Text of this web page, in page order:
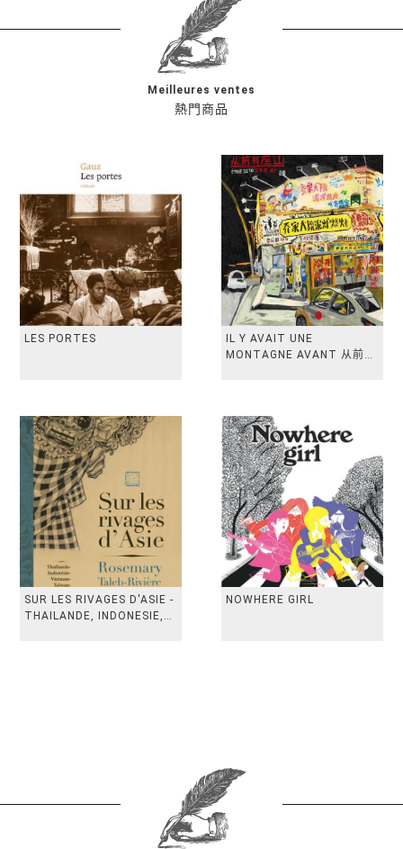
熱門商品
Meilleures ventes
LES PORTES
IL Y AVAIT UNE
MONTAGNE AVANT 从前有
SUR LES RIVAGES D'ASIE -
THAILANDE, INDONESIE,
NOWHERE GIRL